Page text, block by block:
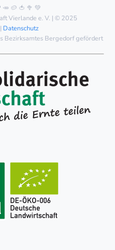
🥔 🍅 🥦 💚
Vierlande e. V. | © 2025
| Datenschutz
Bezirksamtes Bergedorf gefördert